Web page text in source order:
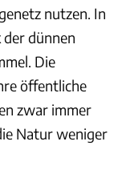
nutzen. In
dünnen
Die
öffentliche
zwar immer
Natur weniger